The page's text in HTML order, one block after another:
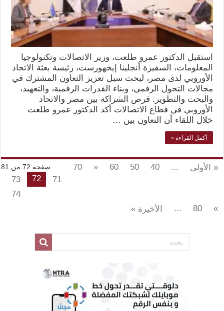
استقبل الدكتور عمرو طلعت، وزير الاتصالات وتكنولوجيا
المعلومات، السفيرة أنجلينا إيخهورست، رئيسة بعثة الاتحاد
الأوروبي لدى مصر، لبحث سبل تعزيز التعاون المشترك في
مجالات التحول الرقمي، وبناء القدرات الرقمية، والتعهيد،
والبحث والتطوير. فرص الشراكة بين مصر والاتحاد
الأوروبي في قطاع الاتصالات أكد الدكتور عمرو طلعت
خلال اللقاء أن التعاون بين …
أكمل القراءة »
صفحة 72 من 81 « الأولى ...
40
50
60
«
70
71
72
73
74
»
80
... الأخيرة »